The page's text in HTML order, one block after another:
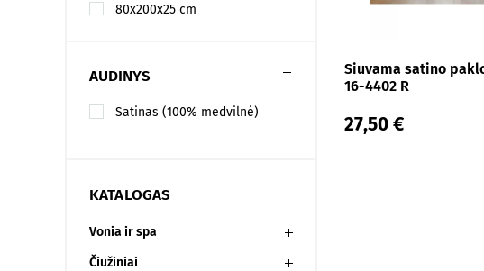
80x200x25 cm
80x200x35 cm
80x220x25 cm
AUDINYS
Satinas (100% medvilnė)
KATALOGAS
Vonia ir spa
Čiužiniai
Siuvama satino
16-4402 R
27,50 €